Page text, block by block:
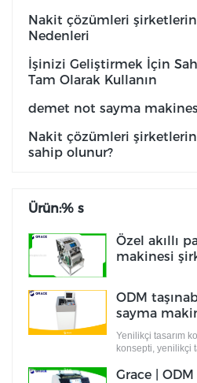
Nakit çözümleri
Nedenleri
İşinizi Geliştirmek İçin
Tam Olarak Kullanın
demet not sayma
Nakit çözümleri
sahip olunur?
Ürün:% s
Özel akıllı
makinesi
ODM
sayma
Yenilikçi tasarım
konsepti, yenilikçi
tamamlanır. Bu
Grace |